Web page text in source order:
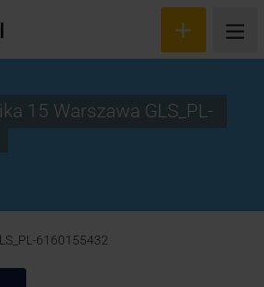
przesyłki
15 Warszawa GLS_PL-
6160155432